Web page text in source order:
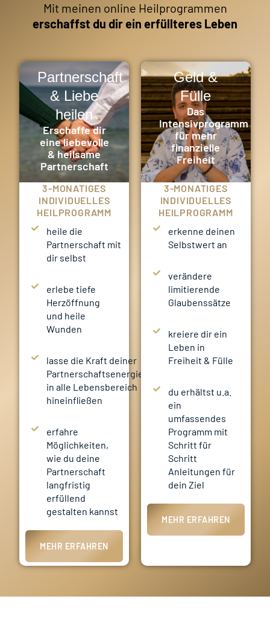
Mit meinen online Heilprogrammen
erschaffst du dir ein erfüllteres Leben
Partnerschaft
& Liebe
heilen
Erschaffe dir
eine liebevolle
& heilsame
Partnerschaft
3-MONATIGES
INDIVIDUELLES
HEILPROGRAMM
heile die
Partnerschaft mit
dir selbst
erlebe tiefe
Herzöffnung
und heile
Wunden
lasse die Kraft deiner
Partnerschaftsenergie
in alle Lebensbereich
hineinfließen
erfahre
Möglichkeiten,
wie du deine
Partnerschaft
langfristig
erfüllend
gestalten kannst
MEHR ERFAHREN
Geld &
Fülle
Das
Intensivprogramm
für mehr
finanzielle
Freiheit
3-MONATIGES
INDIVIDUELLES
HEILPROGRAMM
erkenne deinen
Selbstwert an
verändere
limitierende
Glaubenssätze
kreiere dir ein
Leben in
Freiheit & Fülle
du erhältst u.a.
ein
umfassendes
Programm mit
Schritt für
Schritt
Anleitungen für
dein Ziel
MEHR ERFAHREN